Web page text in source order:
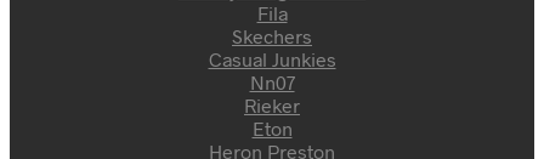
Fila
Skechers
Casual Junkies
Nn07
Rieker
Eton
Heron Preston